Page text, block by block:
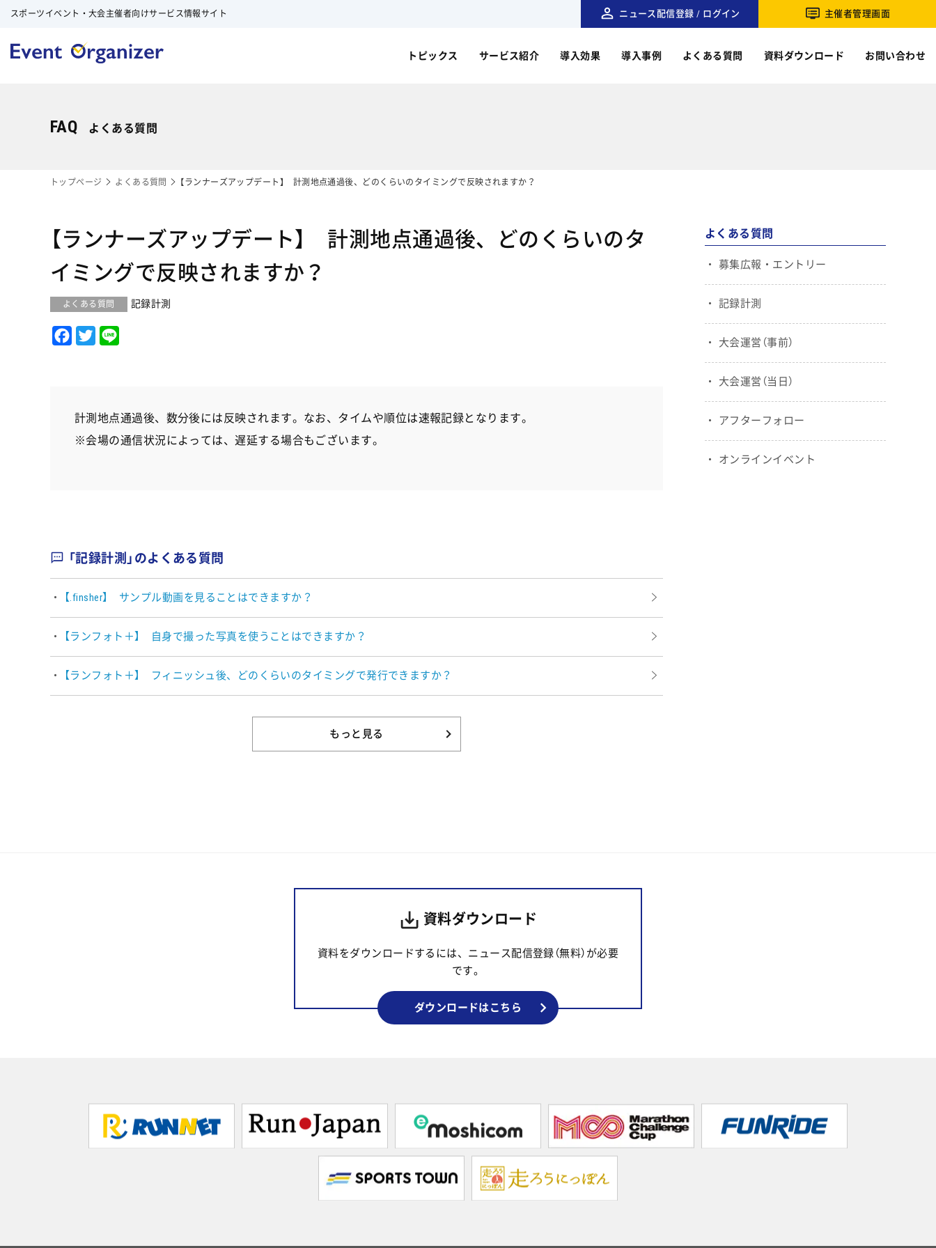
スポーツイベント・大会主催者向けサービス情報サイト ニュース配信登録 / ログイン 主催者管理画面
トピックス サービス紹介 導入効果 導入事例 よくある質問 資料ダウンロード お問い合わせ
FAQ よくある質問
トップページ よくある質問 【ランナーズアップデート】 計測地点通過後、どのくらいのタイミングで反映されますか？
【ランナーズアップデート】 計測地点通過後、どのくらいのタ
イミングで反映されますか？
記録計測
b
o
T
t
e
計測地点通過後、数分後には反映されます。なお、タイムや順位は速報記録となります。
※会場の通信状況によっては、遅延する場合もございます。
「記録計測」のよくある質問
【.finsher】 サンプル動画を見ることはできますか？
【ランフォト＋】 自身で撮った写真を使うことはできますか？
【ランフォト＋】 フィニッシュ後、どのくらいのタイミングで発行できますか？
もっと見る
よくある質問
募集広報・エントリー
記録計測
大会運営（事前）
大会運営（当日）
アフターフォロー
オンラインイベント
資料ダウンロード
資料をダウンロードするには、ニュース配信登録（無料）が必要
です。
ダウンロードはこちら